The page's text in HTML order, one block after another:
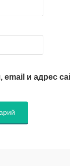
и адрес